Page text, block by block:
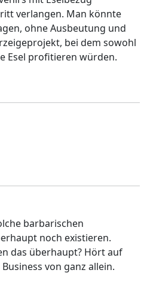
verlangen. Man könnte
ohne Ausbeutung und
bei dem sowohl
Esel profitieren würden.
barbarischen
noch existieren.
das überhaupt? Hört auf
von ganz allein.